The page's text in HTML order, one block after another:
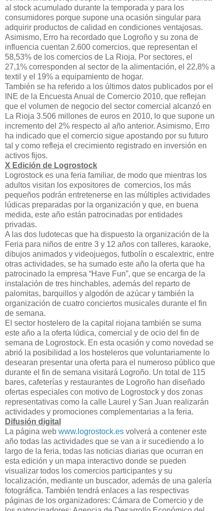
al stock acumulado durante la temporada y para los
consumidores porque supone una ocasión singular para
adquirir productos de calidad en condiciones ventajosas.
Asimismo, Erro ha recordado que Logroño y su zona de
influencia cuentan 2.600 comercios, que representan el
58,53% de los comercios de La Rioja. Por sectores, el
27,1% corresponden al sector de la alimentación, el 22,8% a
textil y el 19% a equipamiento de hogar.
También se ha referido a los últimos datos publicados por el
INE de la Encuesta Anual de Comercio 2010, que reflejan
que el volumen de negocio del sector comercial alcanzó en
La Rioja 3.506 millones de euros en 2010, lo que supone un
incremento del 2% respecto al año anterior. Asimismo, Erro
ha indicado que el comercio sigue apostando por su futuro
tal y como refleja el crecimiento registrado en inversión en
activos fijos.
X Edición de Logrostock
Logrostock es una feria familiar, de modo que mientras los
adultos visitan los expositores de comercios, los más
pequeños podrán entretenerse en las múltiples actividades
lúdicas preparadas por la organización y que, en buena
medida, este año están patrocinadas por entidades
privadas.
A las dos ludotecas que ha dispuesto la organización de la
Feria para niños de entre 3 y 12 años con talleres, karaoke,
dibujos animados y videojuegos, futbolín o escalextric, entre
otras actividades, se ha sumado este año la oferta que ha
patrocinado la empresa “Have Fun”, que se encarga de la
instalación de tres hinchables, además del reparto de
palomitas, barquillos y algodón de azúcar y también la
organización de cuatro conciertos musicales durante el fin
de semana.
El sector hostelero de la capital riojana también se suma
este año a la oferta lúdica, comercial y de ocio del fin de
semana de Logrostock. En esta ocasión y como novedad se
abrió la posibilidad a los hosteleros que voluntariamente lo
desearan presentar una oferta para el numeroso público que
durante el fin de semana visitará Logroño. Un total de 115
bares, cafeterías y restaurantes de Logroño han diseñado
ofertas especiales con motivo de Logrostock y dos zonas
representativas como la calle Laurel y San Juan realizarán
actividades y promociones complementarias a la feria.
Difusión digital
La página web www.logrostock.es volverá a contener este
año todas las actividades que se van a ir sucediendo a lo
largo de la feria, todas las noticias diarias que ocurran en
esta edición y un mapa interactivo donde se pueden
visualizar todos los comercios participantes y su
localización, mediante un buscador, además de una galería
fotográfica. También tendrá enlaces a las respectivas
páginas de los organizadores: Cámara de Comercio y de